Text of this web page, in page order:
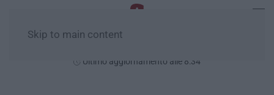
Skip to main content
Ultimo aggiornamento alle 8:34